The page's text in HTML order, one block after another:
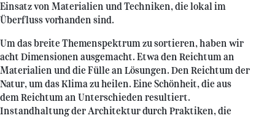
Einsatz von Materialien und Techniken, die lokal im
Überfluss vorhanden sind.
Um das breite Themenspektrum zu sortieren, haben wir
acht Dimensionen ausgemacht. Etwa den Reichtum an
Materialien und die Fülle an Lösungen. Den Reichtum der
Natur, um das Klima zu heilen. Eine Schönheit, die aus
dem Reichtum an Unterschieden resultiert.
Instandhaltung der Architektur durch Praktiken, die